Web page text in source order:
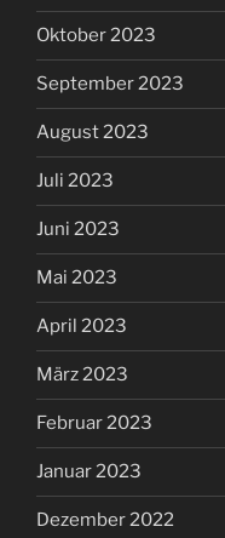
Oktober 2023
September 2023
August 2023
Juli 2023
Juni 2023
Mai 2023
April 2023
März 2023
Februar 2023
Januar 2023
Dezember 2022